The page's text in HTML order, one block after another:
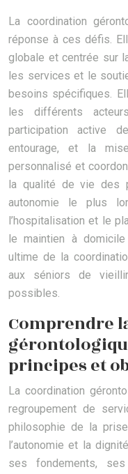
La coordination
réponse à ces défis.
globale et centrée sur
les services et le
besoins spécifiques.
les différents
participation active
entourage, et la
personnalisé et
la qualité de vie des
autonomie le plus
l’hospitalisation et le
le maintien à
ultime de la
aux séniors de
possibles.
Comprendre
principes et
La coordination
regroupement de
philosophie de la
l’autonomie et la
ses fondements,